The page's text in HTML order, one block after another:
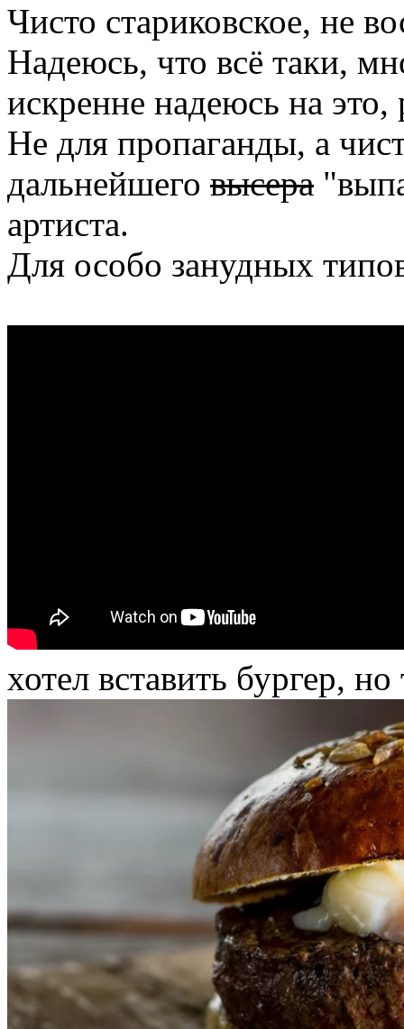
Чисто стариковское, не
Надеюсь, что всё таки,
искренне надеюсь на это,
Не для пропаганды, а
дальнейшего высера
артиста.
Для особо занудных
хотел вставить бургер,